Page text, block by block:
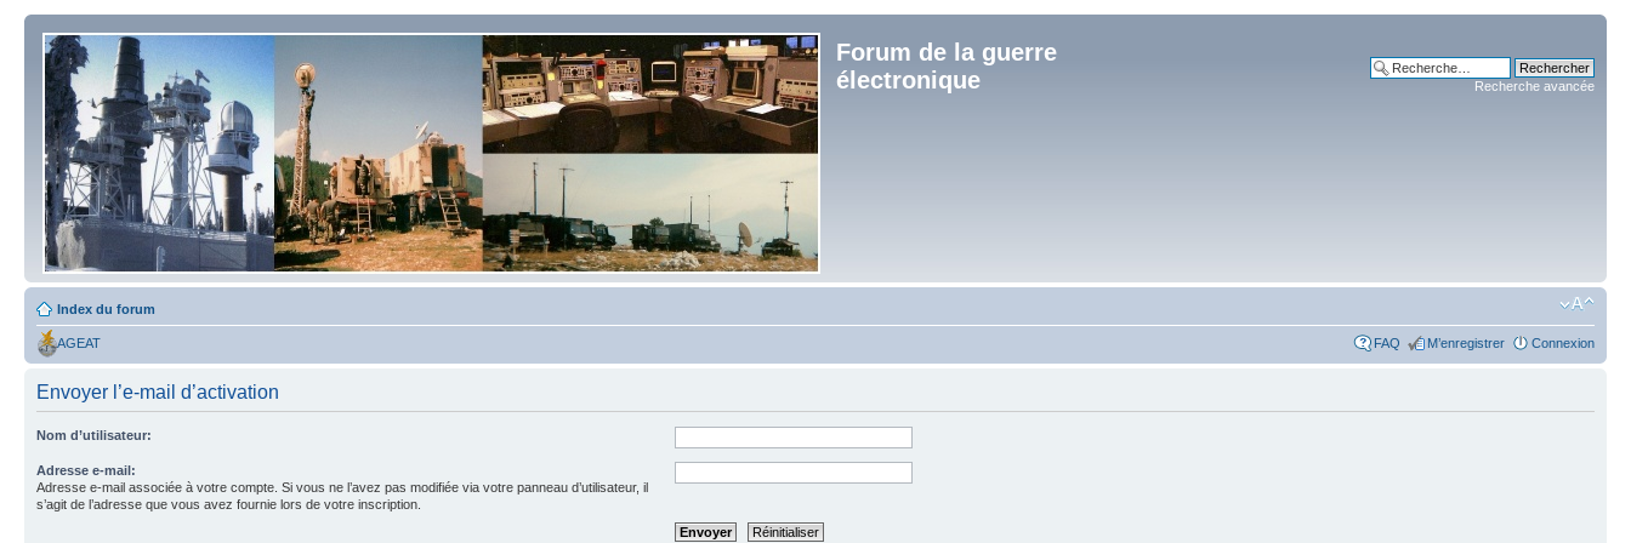
Forum de la guerre
électronique
Recherche avancée
Index du forum
AGEAT FAQ M’enregistrer Connexion
Envoyer l’e-mail d’activation
Nom d’utilisateur:
Adresse e-mail:
Adresse e-mail associée à votre compte. Si vous ne l’avez pas modifiée via votre panneau d’utilisateur, il
s’agit de l’adresse que vous avez fournie lors de votre inscription.